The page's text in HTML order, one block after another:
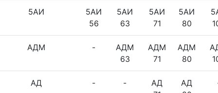
5АИ
5АИ
56
5АИ
63
5АИ
71
5АИ
80
АДМ -
АДМ
63
АДМ
71
АДМ
80
АД - -
АД
АД